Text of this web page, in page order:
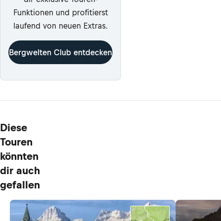
Funktionen und profitierst
laufend von neuen Extras.
Bergwelten Club entdecken
Diese
Touren
könnten
dir auch
gefallen